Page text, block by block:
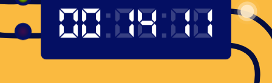
00:00:00
00 13 84